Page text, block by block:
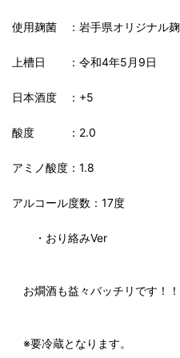
使用麹菌 ：岩手県オリジナル
上槽日 ：令和4年5月9日
日本酒度 ：+5
酸度 ：2.0
アミノ酸度：1.8
アルコール度数：17度
・おり絡みVer
お燗酒も益々バッチリです！！
※要冷蔵となります。